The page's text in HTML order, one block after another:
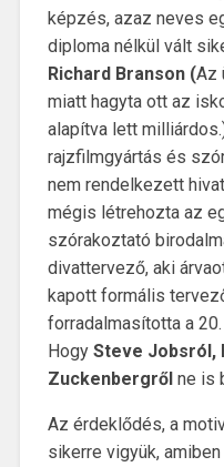
képzés, azaz neves
diploma nélkül vált
Richard Branson (Az
miatt hagyta ott az
alapítva lett
rajzfilmgyártás és
nem rendelkezett
mégis létrehozta az
szórakoztató
divattervező, aki
kapott formális
forradalmasította a
Hogy Steve Jobsról,
Zuckenbergrőlne is
Az érdeklődés, a
sikerre vigyük,